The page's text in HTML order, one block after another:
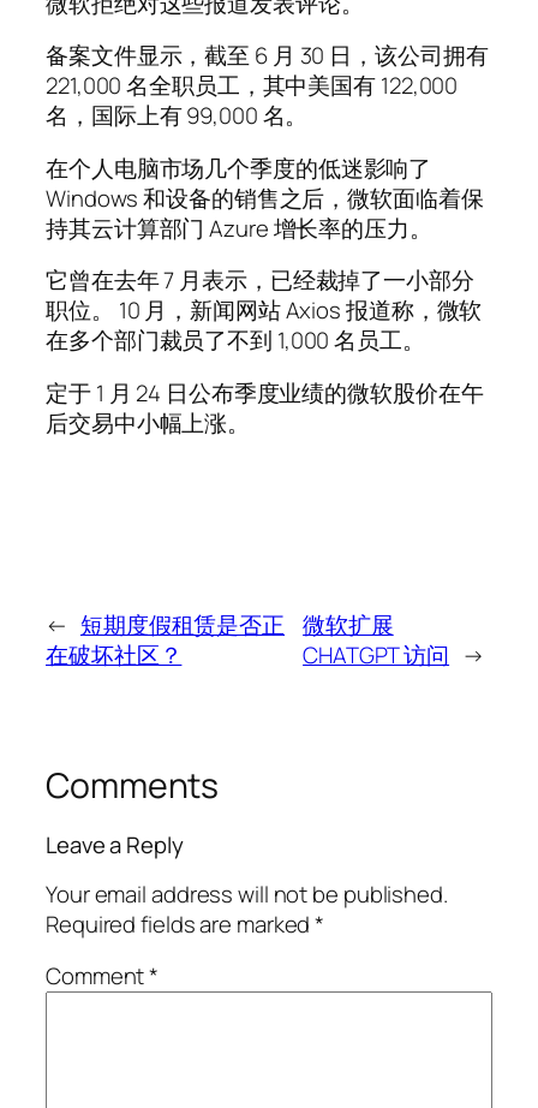
备案文件显示，截至 6 月 30 日，该公司拥有
221,000 名全职员工，其中美国有 122,000
名，国际上有 99,000 名。
在个人电脑市场几个季度的低迷影响了
Windows 和设备的销售之后，微软面临着保
持其云计算部门 Azure 增长率的压力。
它曾在去年 7 月表示，已经裁掉了一小部分
职位。 10 月，新闻网站 Axios 报道称，微软
在多个部门裁员了不到 1,000 名员工。
定于 1 月 24 日公布季度业绩的微软股价在午
后交易中小幅上涨。
← 短期度假租赁是否正
在破坏社区？
微软扩展
CHATGPT 访问 →
Comments
Leave a Reply
Your email address will not be published.
Required fields are marked*
Comment*